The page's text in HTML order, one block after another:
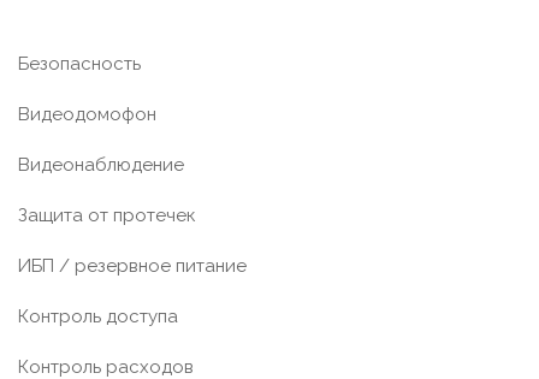
Безопасность
Видеодомофон
Видеонаблюдение
Защита от протечек
ИБП / резервное питание
Контроль доступа
Контроль расходов